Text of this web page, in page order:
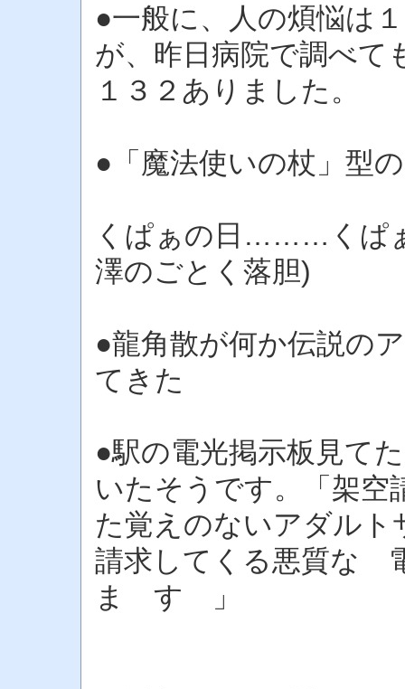
●一般に、人の煩悩は
が、昨日病院で調べて
１３２ありました。
●「魔法使いの杖」型
くぱぁの日………くぱ
澤のごとく落胆)
●龍角散が何か伝説の
てきた
●駅の電光掲示板見て
いたそうです。「架空
た覚えのないアダル
請求してくる悪
ま す 」